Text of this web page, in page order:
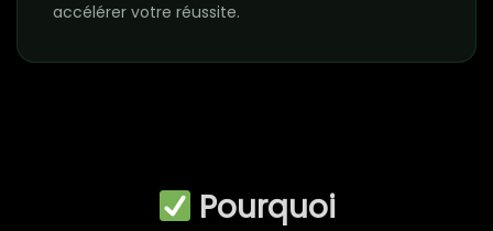
accélérer votre réussite.
Pourquoi